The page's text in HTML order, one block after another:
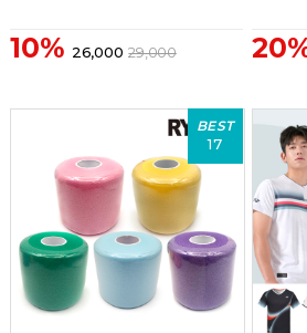
10% 26,000 29,000
BEST
17